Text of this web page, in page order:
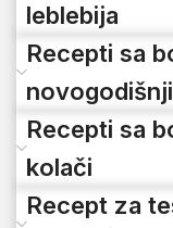
leblebija
Recepti sa
Recepti sa
kolači
Recept za